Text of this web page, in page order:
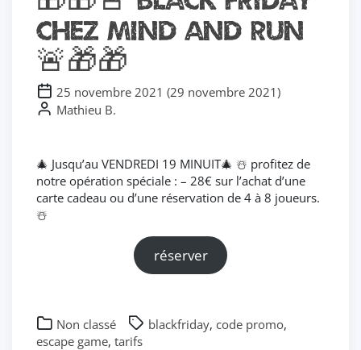
CHEZ MIND AND RUN
🚨🎁🎁
25 novembre 2021 (29 novembre 2021)
Mathieu B.
🎄 Jusqu’au VENDREDI 19 MINUIT🎄 ☃️ profitez de
notre opération spéciale : – 28€ sur l’achat d’une
carte cadeau ou d’une réservation de 4 à 8 joueurs.
☃️
réserver
Non classé blackfriday, code promo,
escape game, tarifs